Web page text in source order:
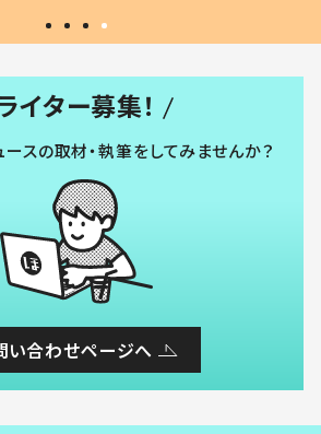
イター募集！
スの取材・執筆をしてみませんか？
い合わせページへ